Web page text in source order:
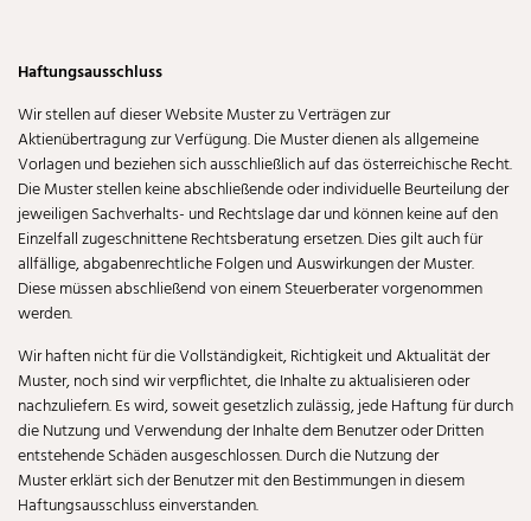
Haftungsausschluss
Wir stellen auf dieser Website Muster zu Verträgen zur
Aktienübertragung zur Verfügung. Die Muster dienen als allgemeine
Vorlagen und beziehen sich ausschließlich auf das österreichische Recht.
Die Muster stellen keine abschließende oder individuelle Beurteilung der
jeweiligen Sachverhalts- und Rechtslage dar und können keine auf den
Einzelfall zugeschnittene Rechtsberatung ersetzen. Dies gilt auch für
allfällige, abgabenrechtliche Folgen und Auswirkungen der Muster.
Diese müssen abschließend von einem Steuerberater vorgenommen
werden.
Wir haften nicht für die Vollständigkeit, Richtigkeit und Aktualität der
Muster, noch sind wir verpflichtet, die Inhalte zu aktualisieren oder
nachzuliefern. Es wird, soweit gesetzlich zulässig, jede Haftung für durch
die Nutzung und Verwendung der Inhalte dem Benutzer oder Dritten
entstehende Schäden ausgeschlossen. Durch die Nutzung der
Muster erklärt sich der Benutzer mit den Bestimmungen in diesem
Haftungsausschluss einverstanden.